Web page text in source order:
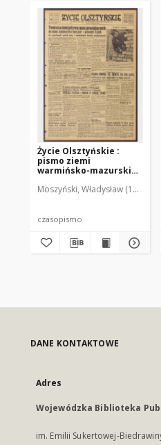
Życie Olsztyńskie :
pismo ziemi
warmińsko-mazurskiej,
Moszyński, Władysław (1922-
czasopismo
DANE KONTAKTOWE
Adres
Wojewódzka Biblioteka
im. Emilii Sukertowej-